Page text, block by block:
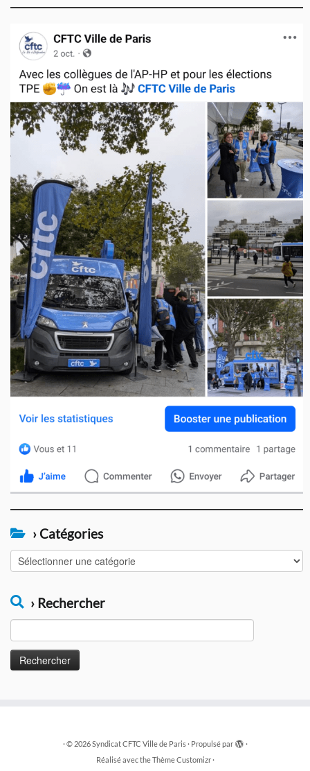
› Catégories
Catégories
› Rechercher
·© 2026Syndicat CFTC Ville de Paris · Propulsé par
·
Réalisé avec theThème Customizr·